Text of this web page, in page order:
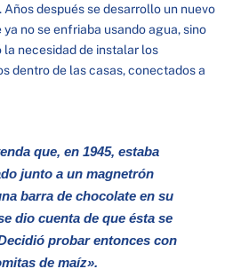
después se desarrollo un nuevo
no se enfriaba usando agua, sino
la necesidad de instalar los
dentro de las casas, conectados a
que, en 1945, estaba
junto a un magnetrón
barra de chocolate en su
dio cuenta de que ésta se
probar entonces con
de maíz».